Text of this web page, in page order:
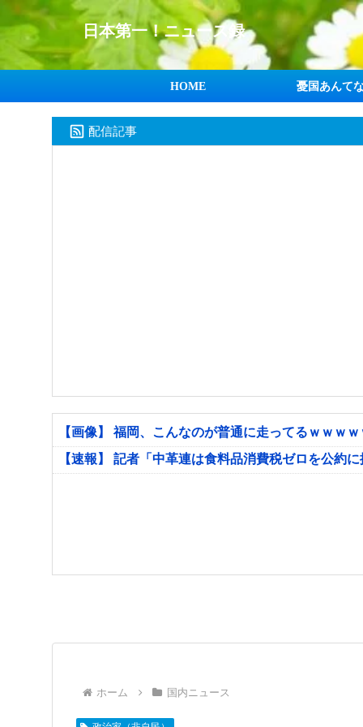
日本第一！ニュース録
HOME 憂国あんて
配信記事
【画像】 福岡、こんなのが普通に走ってるｗｗｗ
【速報】 記者「中革連は食料品消費税ゼロを公約
ホーム 国内ニュース